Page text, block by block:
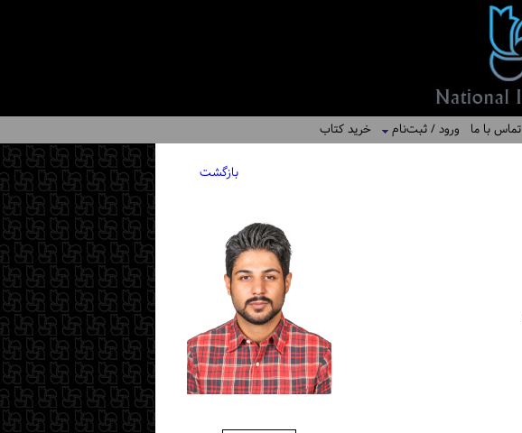
تماس با ما ورود / ثبت‌نام خرید کتاب
بازگشت